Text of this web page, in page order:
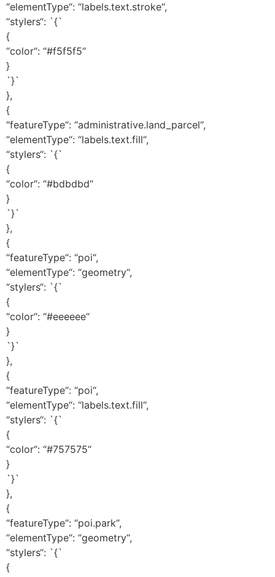
“elementType“: “labels.text.stroke“,
“stylers“: `{`
{
“color“: “#f5f5f5“
}
`}`
},
{
“featureType“: “administrative.land_parcel“,
“elementType“: “labels.text.fill“,
“stylers“: `{`
{
“color“: “#bdbdbd“
}
`}`
},
{
“featureType“: “poi“,
“elementType“: “geometry“,
“stylers“: `{`
{
“color“: “#eeeeee“
}
`}`
},
{
“featureType“: “poi“,
“elementType“: “labels.text.fill“,
“stylers“: `{`
{
“color“: “#757575“
}
`}`
},
{
“featureType“: “poi.park“,
“elementType“: “geometry“,
“stylers“: `{`
{